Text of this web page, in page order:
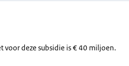
voor deze subsidie is € 40 miljoen.